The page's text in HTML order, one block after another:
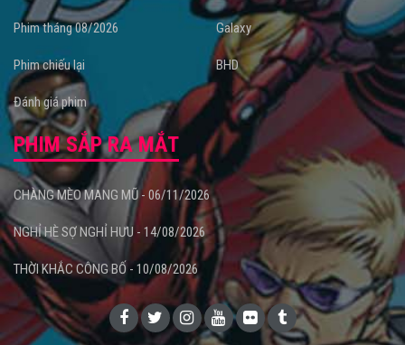
Phim tháng 08/2026
Phim chiếu lại
Đánh giá phim
Galaxy
BHD
PHIM SẮP RA MẮT
CHÀNG MÈO MANG MŨ - 06/11/2026
NGHỈ HÈ SỢ NGHỈ HƯU - 14/08/2026
THỜI KHẮC CÔNG BỐ - 10/08/2026